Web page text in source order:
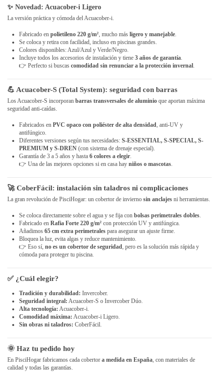
✨ Novedad: Acuacober-i Ligero
La versión práctica y cómoda del Acuacober-i.
Fabricado en polietileno 220 g/m², mucho más ligero y manejable.
Se coloca y retira con facilidad, incluso en piscinas grandes.
Colores disponibles: Azul/Azul y Verde/Negro.
Incluye todos los accesorios de instalación y tiene 3 años de garantía.
👉 Perfecto si buscas comodidad sin renunciar a la protección invernal.
💪 Acuacober-S (Total System): seguridad con barras
LosAcuacober-S incorporan barras transversales de aluminio que aportan máxima
seguridad anti-caídas.
Fabricados en PVC opaco con poliéster de alta densidad, anti-UV y
antifúngico.
Diferentes versiones según tus necesidades: S-ESSENTIAL, S-SPECIAL, S-
PREMIUM y S-DREN (con sistema de drenaje especial).
Garantía de 3 a 5 años y hasta 6 colores a elegir.
👉 Una de las mejores opciones si en casa hay niños o mascotas.
🚀CoberFácil: instalación sin taladros ni complicaciones
La gran revolución de PisciHogar: un cobertor de invierno sin anclajes ni herramientas.
Se coloca directamente sobre el agua y se fija con bolsas perimetrales dobles.
Fabricado en Rafia Forte 220 g/m² con protección UV y antifúngica.
Añadimos 65 cm extra perimetrales para asegurar un ajuste firme.
Bloquea la luz, evita algas y reduce mantenimiento.
👉 Eso sí, no es un cobertor de seguridad, pero es la solución más rápida y
cómoda para proteger tu piscina.
✅ ¿Cuál elegir?
Tradición y durabilidad: Invercober.
Seguridad integral: Acuacober-S o Invercober Dúo.
Alta tecnología: Acuacober-i.
Comodidad máxima: Acuacober-i Ligero.
Sin obras ni taladros: CoberFácil.
🌞 Haz tu pedido hoy
En PisciHogar fabricamos cada cobertor a medida en España, con materiales de
calidad y todas las garantías.